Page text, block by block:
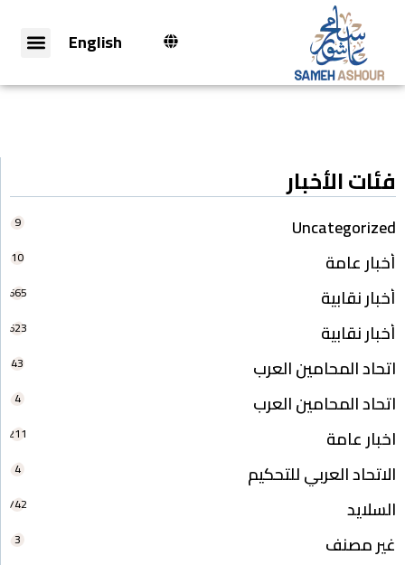
English
فئات الأخبار
Uncategorized
9
أخبار عامة 10
أخبار نقابية 665
أخبار نقابية 623
اتحاد المحامين العرب 43
اتحاد المحامين العرب 4
اخبار عامة 211
الاتحاد العربي للتحكيم 4
السلايد 742
غير مصنف 3